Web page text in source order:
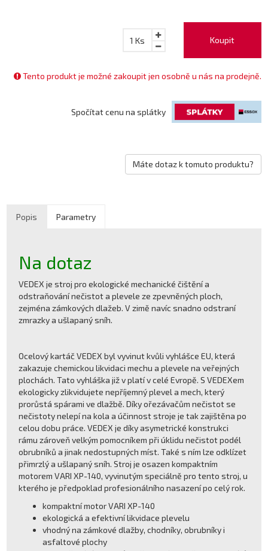
Koupit
1 Ks
Tento produkt je možné zakoupit jen osobně u nás na prodejně.
Spočítat cenu na splátky
Máte dotaz k tomuto produktu?
Popis Parametry
Na dotaz
VEDEX je stroj pro ekologické mechanické čištění a
odstraňování nečistot a plevele ze zpevněných ploch,
zejména zámkových dlažeb. V zimě navíc snadno odstraní
zmrazky a ušlapaný sníh.
Ocelový kartáč VEDEX byl vyvinut kvůli vyhlášce EU, která
zakazuje chemickou likvidaci mechu a plevele na veřejných
plochách. Tato vyhláška již v platí v celé Evropě. S VEDEXem
ekologicky zlikvidujete nepříjemný plevel a mech, který
prorůstá spárami ve dlažbě. Díky ořezávačům nečistot se
nečistoty nelepí na kola a účinnost stroje je tak zajištěna po
celou dobu práce. VEDEX je díky asymetrické konstrukci
rámu zároveň velkým pomocníkem při úklidu nečistot podél
obrubníků a jinak nedostupných míst. Také s ním lze odklízet
přimrzlý a ušlapaný sníh. Stroj je osazen kompaktním
motorem VARI XP-140, vyvinutým speciálně pro tento stroj, u
kterého je předpoklad profesionálního nasazení po celý rok.
kompaktní motor VARI XP-140
ekologická a efektivní likvidace plevelu
vhodný na zámkové dlažby, chodníky, obrubníky i
asfaltové plochy